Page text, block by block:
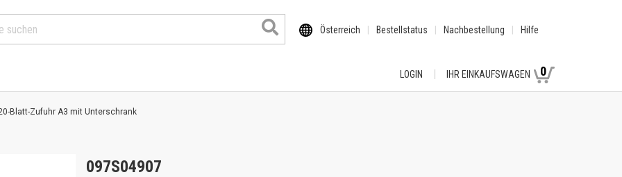
Österreich Bestellstatus Nachbestellung Hilfe
LOGIN IHR EINKAUFSWAGEN 0
Blatt-Zufuhr A3 mit Unterschrank
097S04907